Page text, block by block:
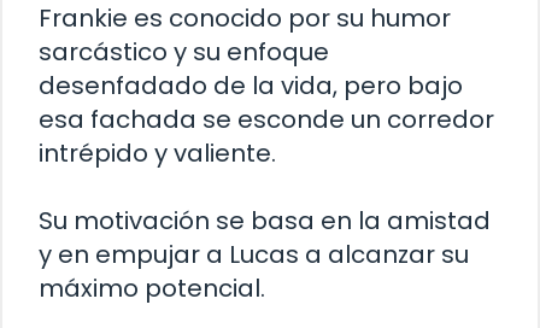
Frankie es conocido por su humor
sarcástico y su enfoque
desenfadado de la vida, pero bajo
esa fachada se esconde un corredor
intrépido y valiente.
Su motivación se basa en la amistad
y en empujar a Lucas a alcanzar su
máximo potencial.